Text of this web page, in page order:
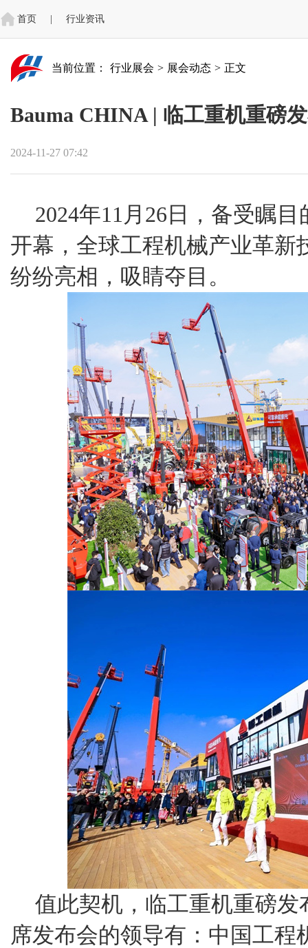
首页 行业资讯
当前位置： 行业展会 > 展会动态 > 正文
Bauma CHINA | 临工重机重磅
2024-11-27 07:42
2024年11月26日，备受瞩目
开幕，全球工程机械产业革新
纷纷亮相，吸睛夺目。
值此契机，临工重机重磅
席发布会的领导有：中国工程